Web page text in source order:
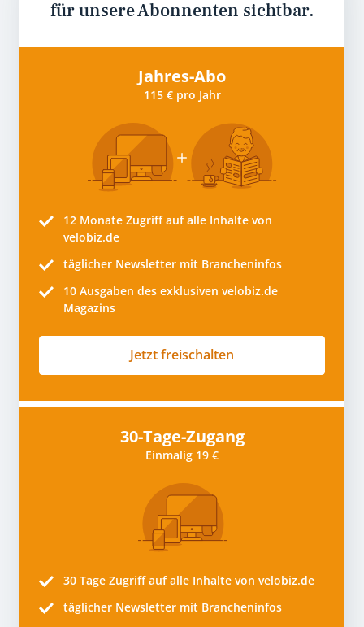
für unsere Abonnenten sichtbar.
Jahres-Abo
115 € pro Jahr
12 Monate Zugriff auf alle Inhalte von
velobiz.de
täglicher Newsletter mit Brancheninfos
10 Ausgaben des exklusiven velobiz.de
Magazins
Jetzt freischalten
30-Tage-Zugang
Einmalig 19 €
30 Tage Zugriff auf alle Inhalte von velobiz.de
täglicher Newsletter mit Brancheninfos